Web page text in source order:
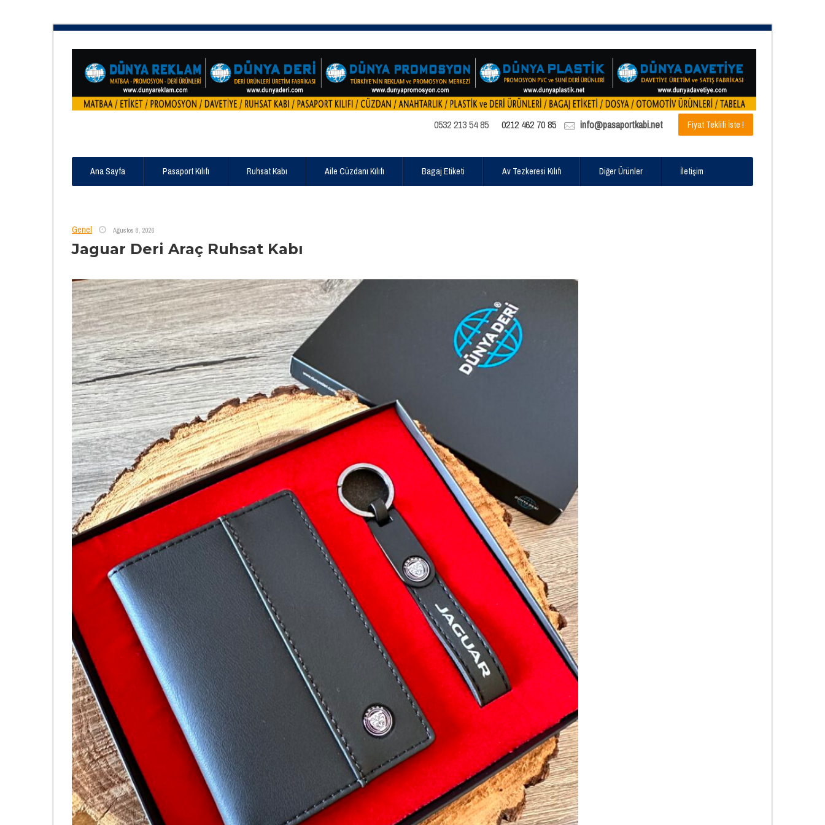
0532 213 54 85 0212 462 70 85 info@pasaportkabi.net Fiyat Teklifi İste !
Ana Sayfa Pasaport Kılıfı Ruhsat Kabı Aile Cüzdanı Kılıfı Bagaj Etiketi Av Tezkeresi Kılıfı Diğer Ürünler İletişim
Genel Ağustos 8, 2026
Jaguar Deri Araç Ruhsat Kabı